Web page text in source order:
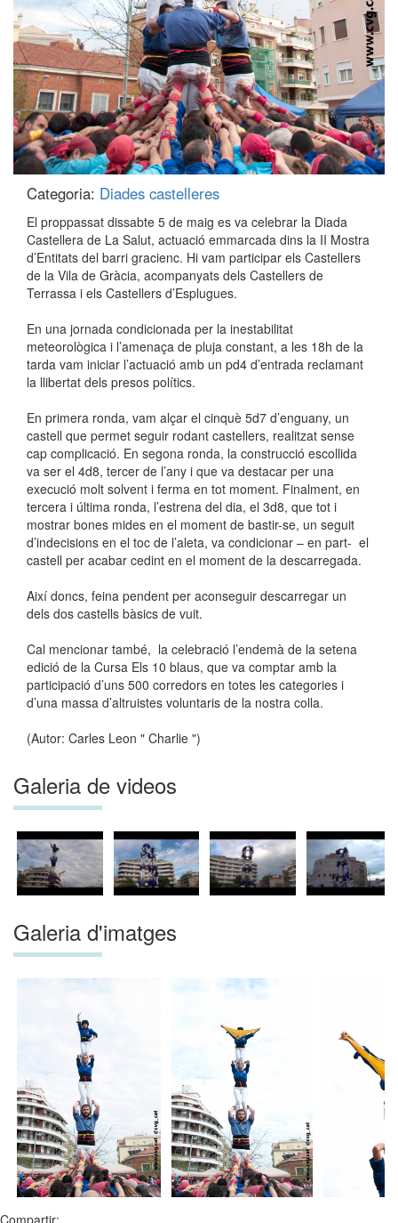
Categoria: Diades castelleres
El proppassat dissabte 5 de maig es va celebrar la Diada
Castellera de La Salut, actuació emmarcada dins la II Mostra
d’Entitats del barri gracienc. Hi vam participar els Castellers
de la Vila de Gràcia, acompanyats dels Castellers de
Terrassa i els Castellers d’Esplugues.
En una jornada condicionada per la inestabilitat
meteorològica i l’amenaça de pluja constant, a les 18h de la
tarda vam iniciar l’actuació amb un pd4 d’entrada reclamant
la llibertat dels presos polítics.
En primera ronda, vam alçar el cinquè 5d7 d’enguany, un
castell que permet seguir rodant castellers, realitzat sense
cap complicació. En segona ronda, la construcció escollida
va ser el 4d8, tercer de l’any i que va destacar per una
execució molt solvent i ferma en tot moment. Finalment, en
tercera i última ronda, l’estrena del dia, el 3d8, que tot i
mostrar bones mides en el moment de bastir-se, un seguit
d’indecisions en el toc de l’aleta, va condicionar – en part- el
castell per acabar cedint en el moment de la descarregada.
Així doncs, feina pendent per aconseguir descarregar un
dels dos castells bàsics de vuit.
Cal mencionar també, la celebració l’endemà de la setena
edició de la Cursa Els 10 blaus, que va comptar amb la
participació d’uns 500 corredors en totes les categories i
d’una massa d’altruistes voluntaris de la nostra colla.
(Autor: Carles Leon " Charlie ")
Galeria de videos
Galeria d'imatges
Compartir: